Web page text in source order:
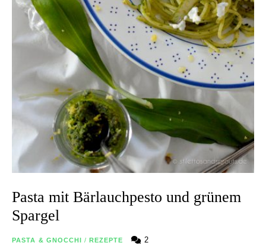
Pasta mit Bärlauchpesto und grünem
Spargel
PASTA & GNOCCHI / REZEPTE 2